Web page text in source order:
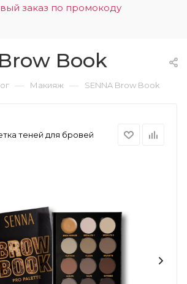
заказ по промокоду
0
Book
— Макияж — SENNA Brow Book
теней для бровей